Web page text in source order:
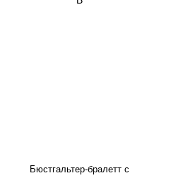
Бюстгальтер-бралетт с